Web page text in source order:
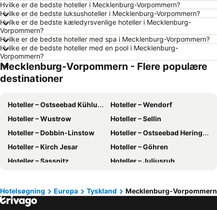
Hoteller – Kiel
Hoteller – Málaga
Hoteller – Sønderborg
Hoteller – Gdańsk
Hoteller – Silkeborg
Hoteller – Tyskland
Hoteller – Gardasøen
Hoteller – Region Nordjylland
Hoteller – Fyn
Hoteller – Grækenland
Hoteller – Sønderjylland
Hoteller – Slesvig-Holsten
Hoteller – Sverige
Hoteller – Nordtyskland
Hoteller – Skåne län
Hoteller – Phuket
Hoteller – Østrig
Hoteller – Gran Canaria
Hoteller – Spanien
Hoteller – Comosøen
Hoteller – Tyrkiet
Hvilke er de bedste hoteller i Mecklenburg-Vorpommern?
Hvilke er de bedste luksushoteller i Mecklenburg-Vorpommern?
Hvilke er de bedste kæledyrsvenlige hoteller i Mecklenburg-
Vorpommern?
Hvilke er de bedste hoteller med spa i Mecklenburg-Vorpommern?
Hvilke er de bedste hoteller med en pool i Mecklenburg-
Vorpommern?
Mecklenburg-Vorpommern - Flere populære
destinationer
Hoteller – Ostseebad Kühlungsborn
Hoteller – Wendorf
Hoteller – Wustrow
Hoteller – Sellin
Hoteller – Dobbin-Linstow
Hoteller – Ostseebad Heringsdorf
Hoteller – Kirch Jesar
Hoteller – Göhren
Hoteller – Sassnitz
Hoteller – Juliusruh
Hoteller – Dierhagen
Hoteller – Bergen auf Rügen
Hoteller – Waren
Hotelsøgning Europa Tyskland Mecklenburg-Vorpommern